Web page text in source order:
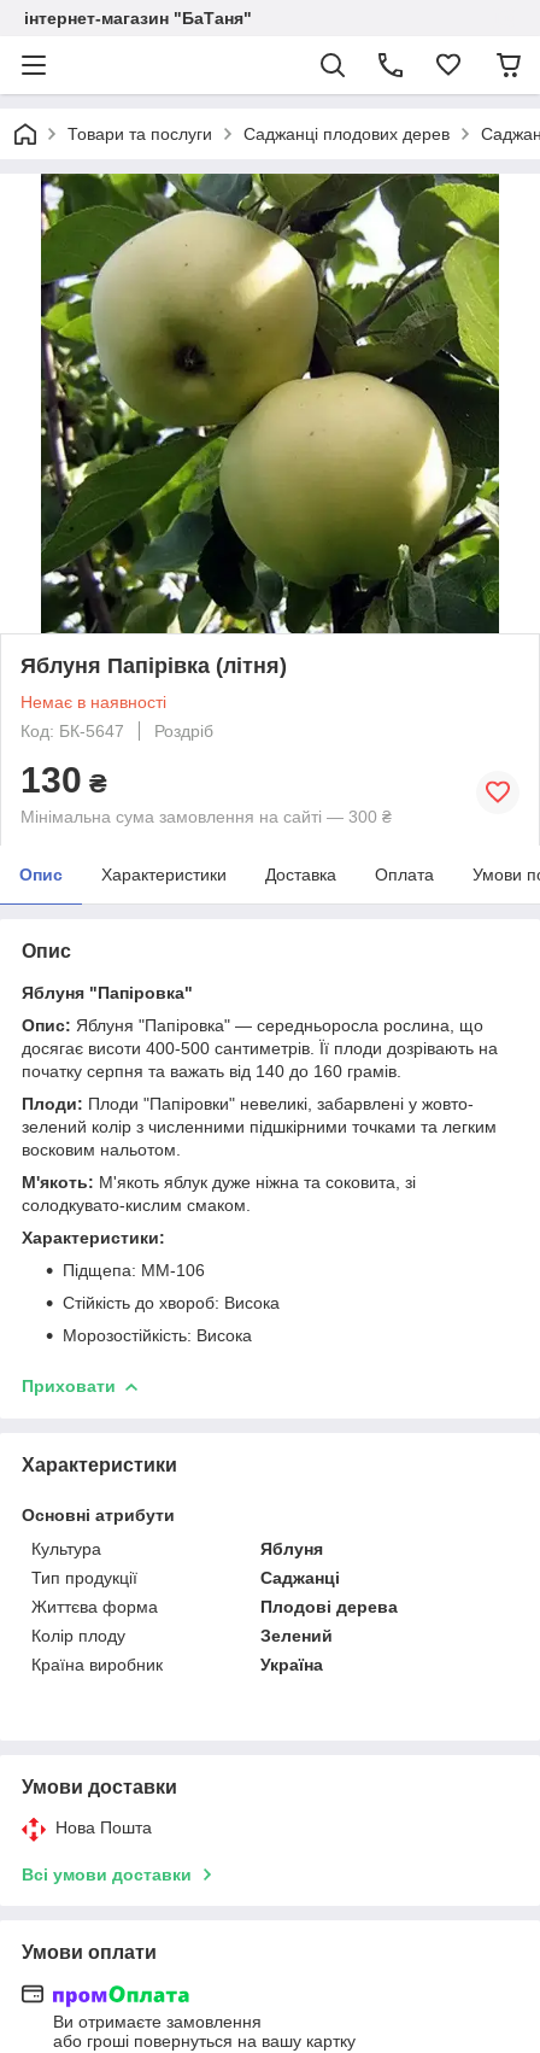
інтернет-магазин "БаТаня"
Товари та послуги Саджанці плодових дерев
Яблуня Папірівка (літня)
Немає в наявності
Код: БК-5647
Роздріб
130 ₴
Мінімальна сума замовлення на сайті — 300 ₴
Опис Характеристики Доставка Оплата Умови
Опис
Яблуня "Папіровка"
Опис: Яблуня "Папіровка" — середньоросла рослина, що
досягає висоти 400-500 сантиметрів. Її плоди дозрівають на
початку серпня та важать від 140 до 160 грамів.
Плоди: Плоди "Папіровки" невеликі, забарвлені у жовто-
зелений колір з численними підшкірними точками та легким
восковим нальотом.
М'якоть: М'якоть яблук дуже ніжна та соковита, зі
солодкувато-кислим смаком.
Характеристики:
Підщепа: ММ-106
Стійкість до хвороб: Висока
Морозостійкість: Висока
Приховати
Характеристики
Основні атрибути
Культура
Яблуня
Тип продукції
Саджанці
Життєва форма
Плодові дерева
Колір плоду
Зелений
Країна виробник
Україна
Умови доставки
Нова Пошта
Всі умови доставки
Умови оплати
Ви отримаєте замовлення
або гроші повернуться на вашу картку